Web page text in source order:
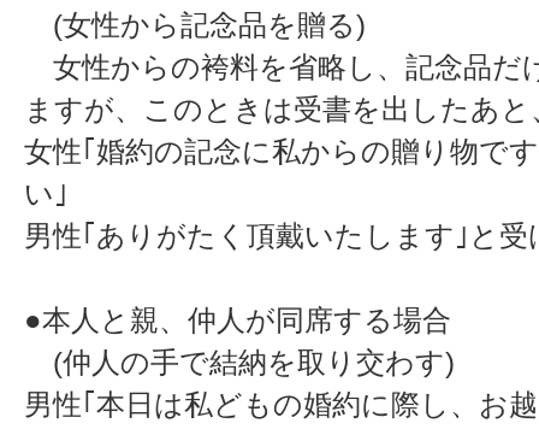
(女性から記念品を贈る)
女性からの袴料を省略し、記念品だ
ますが、このときは受書を出したあと
女性｢婚約の記念に私からの贈り物で
い｣
男性｢ありがたく頂戴いたします｣と
●本人と親、仲人が同席する場合
(仲人の手で結納を取り交わす)
男性｢本日は私どもの婚約に際し、お